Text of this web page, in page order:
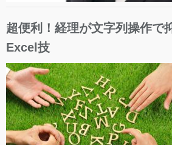
超便利！経理が文字列操作で
Excel技